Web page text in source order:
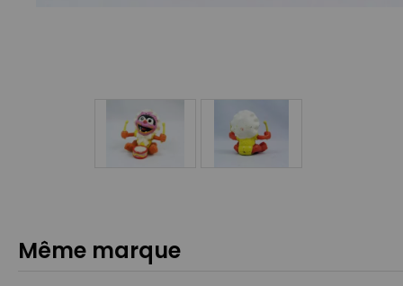
Même marque